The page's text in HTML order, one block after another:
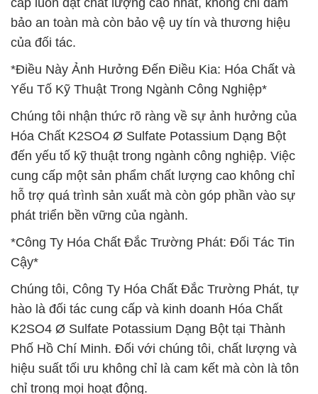
cấp luôn đạt chất lượng cao nhất, không chỉ đảm
bảo an toàn mà còn bảo vệ uy tín và thương hiệu
của đối tác.
*Điều Này Ảnh Hưởng Đến Điều Kia: Hóa Chất và
Yếu Tố Kỹ Thuật Trong Ngành Công Nghiệp*
Chúng tôi nhận thức rõ ràng về sự ảnh hưởng của
Hóa Chất K2SO4 Ø Sulfate Potassium Dạng Bột
đến yếu tố kỹ thuật trong ngành công nghiệp. Việc
cung cấp một sản phẩm chất lượng cao không chỉ
hỗ trợ quá trình sản xuất mà còn góp phần vào sự
phát triển bền vững của ngành.
*Công Ty Hóa Chất Đắc Trường Phát: Đối Tác Tin
Cậy*
Chúng tôi, Công Ty Hóa Chất Đắc Trường Phát, tự
hào là đối tác cung cấp và kinh doanh Hóa Chất
K2SO4 Ø Sulfate Potassium Dạng Bột tại Thành
Phố Hồ Chí Minh. Đối với chúng tôi, chất lượng và
hiệu suất tối ưu không chỉ là cam kết mà còn là tôn
chỉ trong mọi hoạt động.